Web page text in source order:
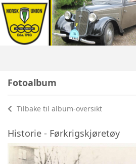
Fotoalbum
Tilbake til album-oversikt
Historie - Førkrigskjøretøy